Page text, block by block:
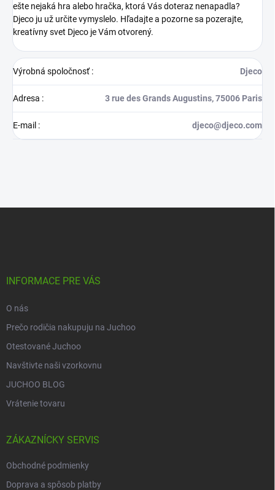
ešte nejaká hra alebo hračka, ktorá Vás doteraz nenapadla?
Djeco ju už určite vymyslelo. Hľadajte a pozorne sa pozerajte,
kreatívny svet Djeco je Vám otvorený.
Výrobná spoločnosť: Djeco
Adresa : 3 rue des Grands Augustins, 75006 Paris
E-mail : djeco@djeco.com
INFORMACE PRE VÁS
O nás
Prečo rodičia nakupuju na Juchoo
Otestované Juchoo
Navštivte naši vzorkovnu
JUCHOO BLOG
Vrátenie tovaru
ZÁKAZNÍCKY SERVIS
Obchodné podmienky
Doprava a spôsob platby